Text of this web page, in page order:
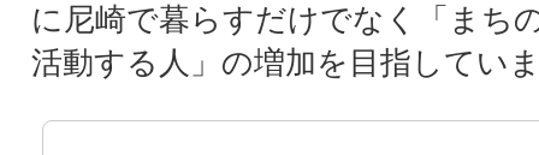
に尼崎で暮らすだけでなく「まち
活動する人」の増加を目指してい